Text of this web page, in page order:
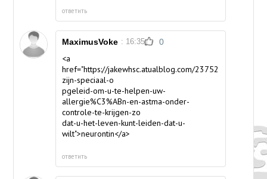
ответить
MaximusVoke : 16:35 0
<a
href="https://jakewhsc.atualblog.com/23752501/
zijn-speciaal-o
pgeleid-om-u-te-helpen-uw-
allergie%C3%ABn-en-astma-onder-
controle-te-krijgen-zo
dat-u-het-leven-kunt-leiden-dat-u-
wilt">neurontin</a>
ответить